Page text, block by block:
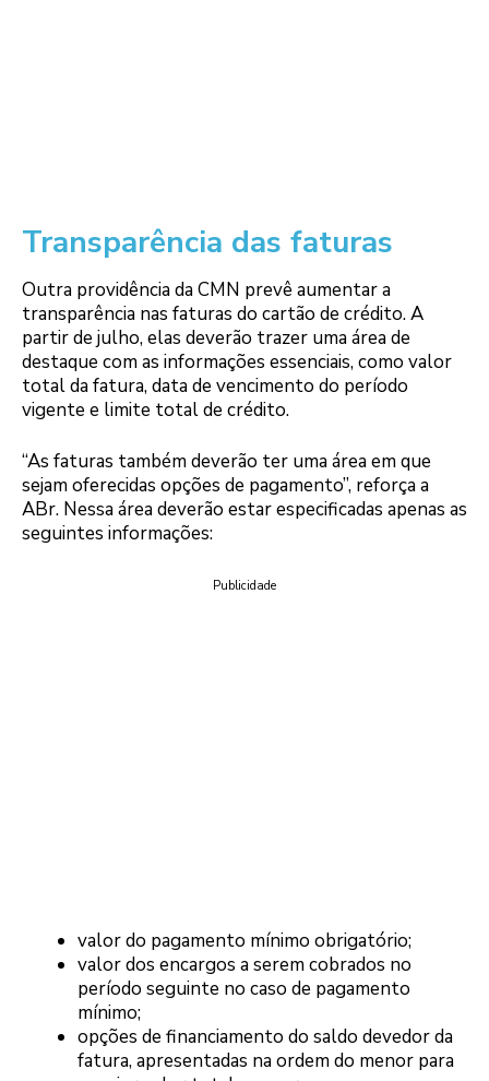
Transparência das faturas
Outra providência da CMN prevê aumentar a
transparência nas faturas do cartão de crédito. A
partir de julho, elas deverão trazer uma área de
destaque com as informações essenciais, como valor
total da fatura, data de vencimento do período
vigente e limite total de crédito.
“As faturas também deverão ter uma área em que
sejam oferecidas opções de pagamento”, reforça a
ABr. Nessa área deverão estar especificadas apenas as
seguintes informações:
Publicidade
valor do pagamento mínimo obrigatório;
valor dos encargos a serem cobrados no
período seguinte no caso de pagamento
mínimo;
opções de financiamento do saldo devedor da
fatura, apresentadas na ordem do menor para